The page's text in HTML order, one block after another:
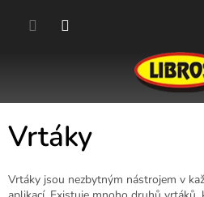
Vrtáky
Vrtáky jsou nezbytným nástrojem v